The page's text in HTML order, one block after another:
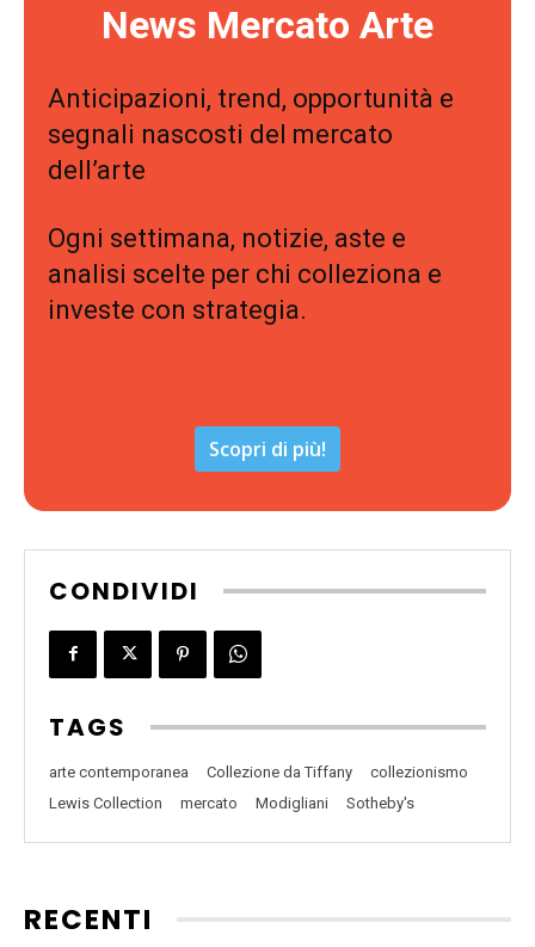
News Mercato Arte
Anticipazioni, trend, opportunità e
segnali nascosti del mercato
dell’arte
Ogni settimana, notizie, aste e
analisi scelte per chi colleziona e
investe con strategia.
Scopri di più!
CONDIVIDI
TAGS
arte contemporanea Collezione da Tiffany
collezionismo
Lewis Collection
mercato Modigliani Sotheby's
RECENTI